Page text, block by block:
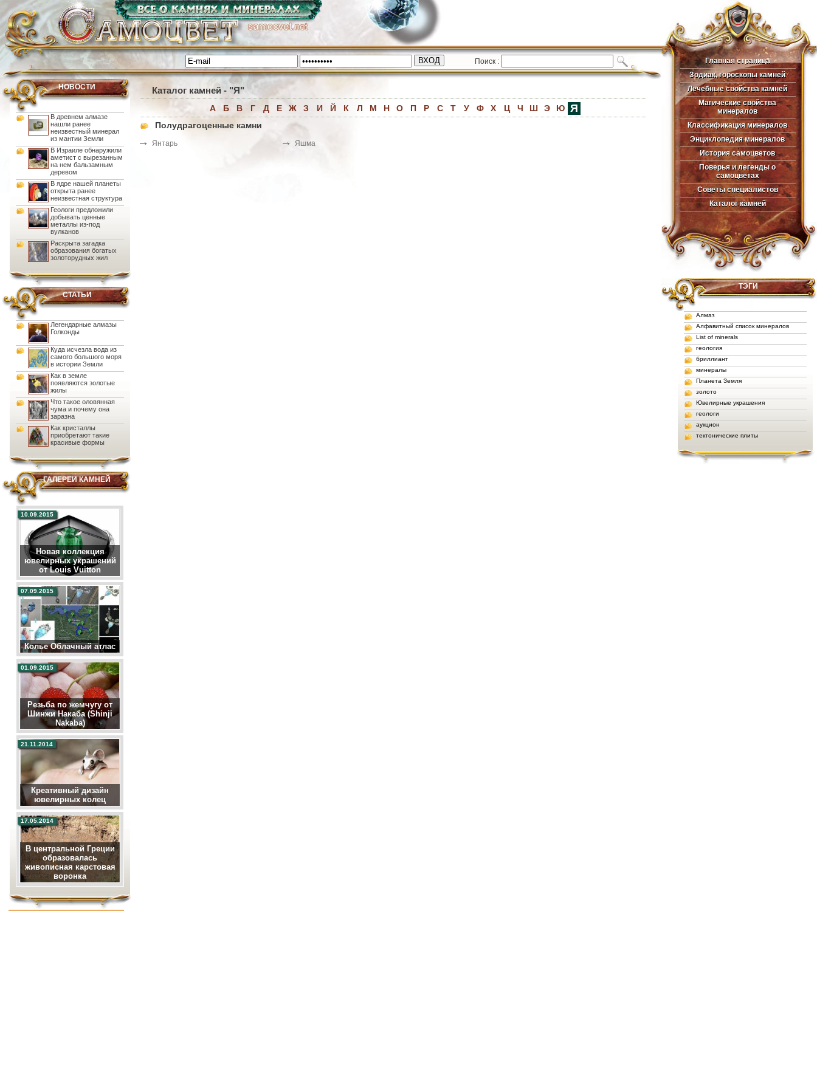
Главная страница
Главная страница
Зодиак, гороскопы камней
Зодиак, гороскопы камней
Лечебные свойства камней
Лечебные свойства камней
Магические свойства
минералов
Магические свойства
минералов
Классификация минералов
Классификация минералов
Энциклопедия минералов
Энциклопедия минералов
История самоцветов
История самоцветов
Поверья и легенды о
самоцветах
Поверья и легенды о
самоцветах
Советы специалистов
Советы специалистов
Каталог камней
Каталог камней
ТЭГИ
Алмаз
Алфавитный список минералов
List of minerals
геология
бриллиант
минералы
Планета Земля
золото
Ювелирные украшения
геологи
аукцион
тектонические плиты
Поиск :
НОВОСТИ
В древнем алмазе
нашли ранее
неизвестный минерал
из мантии Земли
В Израиле обнаружили
аметист с вырезанным
на нем бальзамным
деревом
В ядре нашей планеты
открыта ранее
неизвестная структура
Геологи предложили
добывать ценные
металлы из-под
вулканов
Раскрыта загадка
образования богатых
золоторудных жил
СТАТЬИ
Легендарные алмазы
Голконды
Куда исчезла вода из
самого большого моря
в истории Земли
Как в земле
появляются золотые
жилы
Что такое оловянная
чума и почему она
заразна
Как кристаллы
приобретают такие
красивые формы
ГАЛЕРЕИ КАМНЕЙ
Новая коллекция
ювелирных украшений
от Louis Vuitton
10.09.2015
Колье Облачный атлас
07.09.2015
Резьба по жемчугу от
Шинжи Накаба (Shinji
Nakaba)
01.09.2015
Креативный дизайн
ювелирных колец
21.11.2014
В центральной Греции
образовалась
живописная карстовая
воронка
17.05.2014
Каталог камней - "Я"
А Б В Г Д Е Ж З И Й К Л М Н О П Р С Т У Ф Х Ц Ч Ш Э Ю Я
Полудрагоценные камни
Янтарь Яшма